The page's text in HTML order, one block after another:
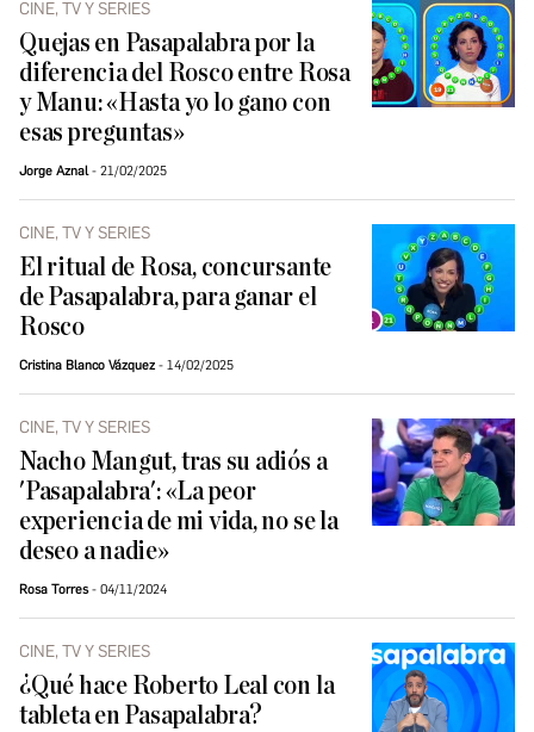
CINE, TV Y SERIES
Quejas en Pasapalabra por la
diferencia del Rosco entre Rosa
y Manu: «Hasta yo lo gano con
esas preguntas»
Jorge Aznal 21/02/2025
CINE, TV Y SERIES
El ritual de Rosa, concursante
de Pasapalabra, para ganar el
Rosco
Cristina Blanco Vázquez 14/02/2025
CINE, TV Y SERIES
Nacho Mangut, tras su adiós a
'Pasapalabra': «La peor
experiencia de mi vida, no se la
deseo a nadie»
Rosa Torres 04/11/2024
CINE, TV Y SERIES
¿Qué hace Roberto Leal con la
tableta en Pasapalabra?